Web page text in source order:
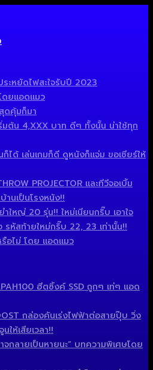
ะหยัดไฟสะใจรับปี 2023
ดยแอดแมว
ดคุ้มก็มา
มต้น 4,XXX บาท ดีๆ ทั้งนั้น น่าใช้ทุก
ได้ เล่นเกมก็ดี ดูหนังก็แจ่ม ขอเชียร์ให้
PROJECTOR และทีวีจอเบิ้ม
านเป็นโรงหนัง!!
ใหญ่ 20 รุ่น!! ใหม่เนียนกริ๊บ เอาใจ
รหัสท้ายใหม่กริ๊บ 22, 23 เท่านั้น!!
อไม่ โดย แอดแมว
ฮีตซิ้งค์ SSD ถูกๆ เท่ๆ แอด
กล่องคันเร่งไฟฟ้าต่อสายปุ๊บ วิ่ง
ให้เสียเวลา!!
จกลายเป็นหายนะ” บทความพิเศษโดย